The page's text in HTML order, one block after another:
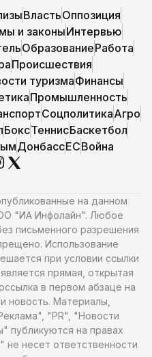
ВластьОппозиция
и законыИнтервью
ОбразованиеРабота
Происшествия
туризмаФинансы
Промышленность
СоцполитикаАгро
БоксТеннисБаскетбол
ДонбассЕСВойна
на данном
"ИА Инфолайн". Любое
письменного разрешения
Использование
при условии ссылки
прямая, открытая
в первом абзаце на
новость. Материалы,
"PR", "Новости
публикуются на правах
несет ответственности